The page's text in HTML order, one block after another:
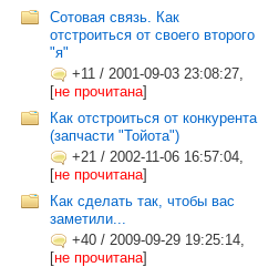
Сотовая связь. Как
отстроиться от своего второго
"я"
+11 / 2001-09-03 23:08:27,
[не прочитана]
Как отстроиться от конкурента
(запчасти "Тойота")
+21 / 2002-11-06 16:57:04,
[не прочитана]
Как сделать так, чтобы вас
заметили...
+40 / 2009-09-29 19:25:14,
[не прочитана]